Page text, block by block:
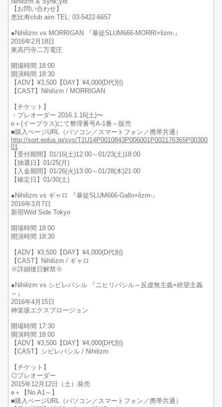
Nihilizm & Synk;yet
【お問い合わせ】
恵比寿club aim TEL: 03-5422-6657
●Nihilizm vs MORRIGAN 『暴徒SLUM666-MORRI×lizm-』
2016年2月18日
東高円寺二万電圧
開場時間 18:00
開演時間 18:30
【ADV】¥3,500【DAY】¥4,000(D代別)
【CAST】Nihilizm / MORRIGAN
【チケット】
・プレオーダー 2016.1.16(土)〜
e＋(イープラス)にて整理番号A-1番～販売
■購入ページURL（パソコン／スマートフォン／携帯共通）
http://sort.eplus.jp/sys/T1U14P0010843P006001P002176365P00300
01
【受付期間】01/16(土)12:00～01/23(土)18:00
【抽選日】01/25(月)
【入金期間】01/26(火)13:00～01/28(木)21:00
【確定日】01/30(土)
●Nihilizm vs ギャロ 『暴徒SLUM666-Gallo×lizm-』
2016年3月7日
新宿Wild Side Tokyo
開場時間 18:00
開演時間 18:30
【ADV】¥3,500【DAY】¥4,000(D代別)
【CAST】Nihilizm / ギャロ
※詳細後日解禁※
●Nihilizm vs シビレバシル 『ニヒリバシル～反虚無主義×絶望主義
～』
2016年4月15日
神楽坂エクスプロージョン
開場時間 17:30
開演時間 18:00
【ADV】¥3,500【DAY】¥4,000(D代別)
【CAST】シビレバシル / Nihilizm
【チケット】
◎プレオーダー
2015年12月12日（土）発売
e＋【No.A1～】
■購入ページURL（パソコン／スマートフォン／携帯共通）